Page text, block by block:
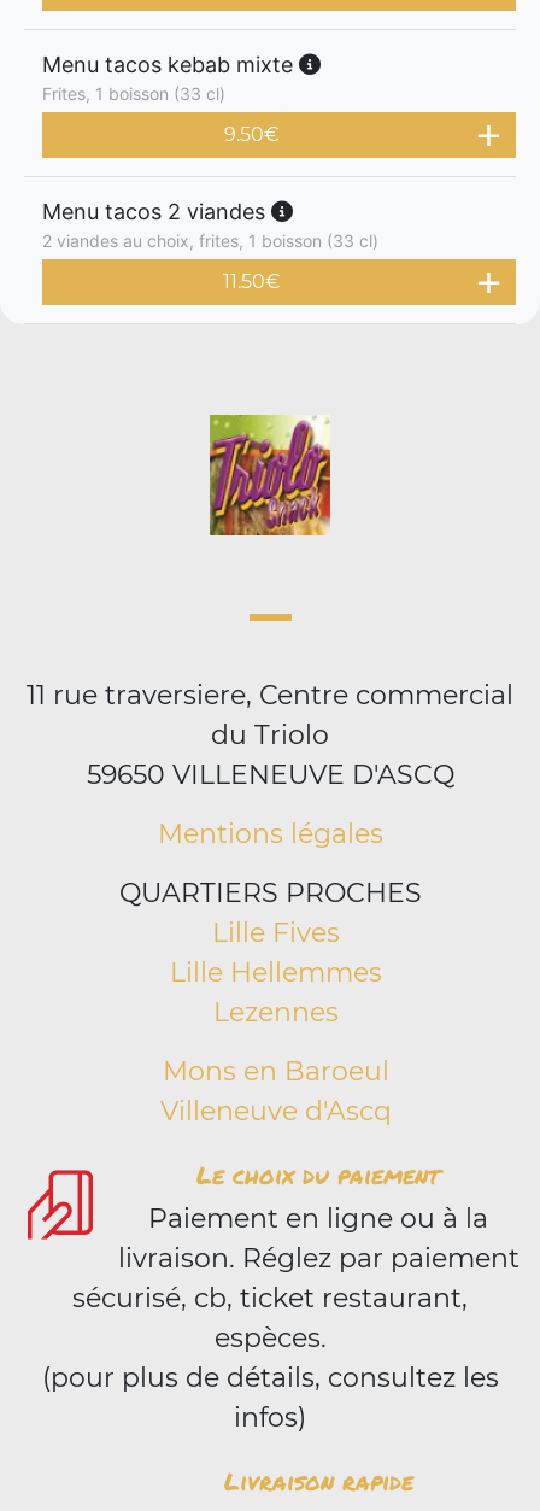
Menu tacos kebab mixte
Frites, 1 boisson (33 cl)
9.50€
Menu tacos 2 viandes
2 viandes au choix, frites, 1 boisson (33 cl)
11.50€
11 rue traversiere, Centre commercial
du Triolo
59650 VILLENEUVE D'ASCQ
Mentions légales
QUARTIERS PROCHES
Lille Fives
Lille Hellemmes
Lezennes
Mons en Baroeul
Villeneuve d'Ascq
Le choix du paiement
Paiement en ligne ou à la
livraison. Réglez par paiement
sécurisé, cb, ticket restaurant,
espèces.
(pour plus de détails, consultez les
infos)
Livraison rapide